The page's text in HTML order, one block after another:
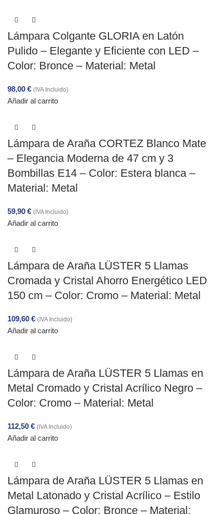
Lámpara Colgante GLORIA en Latón
Pulido – Elegante y Eficiente con LED –
Color: Bronce – Material: Metal
98,00 € (IVA Incluido)
Añadir al carrito
Lámpara de Araña CORTEZ Blanco Mate
– Elegancia Moderna de 47 cm y 3
Bombillas E14 – Color: Estera blanca –
Material: Metal
59,90 € (IVA Incluido)
Añadir al carrito
Lámpara de Araña LÜSTER 5 Llamas
Cromada y Cristal Ahorro Energético LED
150 cm – Color: Cromo – Material: Metal
109,60 € (IVA Incluido)
Añadir al carrito
Lámpara de Araña LÜSTER 5 Llamas en
Metal Cromado y Cristal Acrílico Negro –
Color: Cromo – Material: Metal
112,50 € (IVA Incluido)
Añadir al carrito
Lámpara de Araña LÜSTER 5 Llamas en
Metal Latonado y Cristal Acrílico – Estilo
Glamuroso – Color: Bronce – Material: